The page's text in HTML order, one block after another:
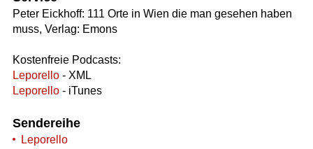
Peter Eickhoff: 111 Orte in Wien die man gesehen haben
muss, Verlag: Emons
Kostenfreie Podcasts:
Leporello- XML
Leporello- iTunes
Sendereihe
Leporello